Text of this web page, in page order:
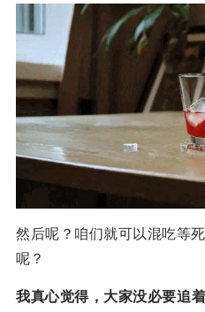
然后呢？咱们就可以混吃等
呢？
我真心觉得，大家没必要追着